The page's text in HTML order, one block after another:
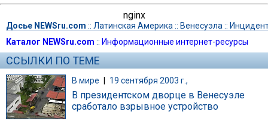
nginx
Досье NEWSru.com :: Латинская Америка :: Венесуэла ::
Каталог NEWSru.com :: Информационные интернет-ресурсы
ССЫЛКИ ПО ТЕМЕ
В мире 19 сентября 2003 г.,
В президентском дворце в Венесуэле
сработало взрывное устройство